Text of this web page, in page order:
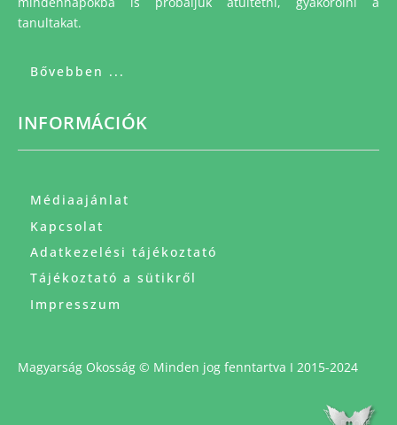
tanultakat.
Bővebben ...
INFORMÁCIÓK
Médiaajánlat
Kapcsolat
Adatkezelési tájékoztató
Tájékoztató a sütikről
Impresszum
Magyarság Okosság © Minden jog fenntartva I 2015-2024